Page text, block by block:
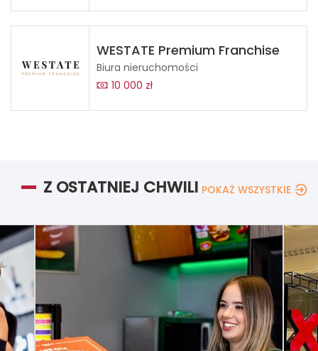
WESTATE Premium Franchise
Biura nieruchomości
10 000 zł
Z OSTATNIEJ CHWILI POKAŻ WSZYSTKIE